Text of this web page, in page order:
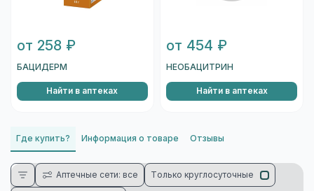
от 258 ₽
БАЦИДЕРМ
Найти в аптеках
от 454 ₽
НЕОБАЦИТРИН
Найти в аптеках
Где купить? Информация о товаре Отзывы
Аптечные сети: все Только круглосуточные